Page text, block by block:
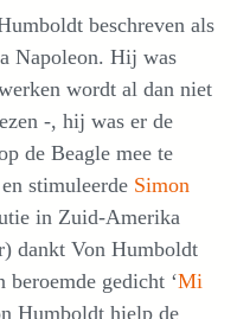
beschreven als
Napoleon. Hij was
wordt al dan niet
-, hij was er de
de Beagle mee te
stimuleerde Simon
in Zuid-Amerika
dankt Von Humboldt
gedicht ‘Mi
Humboldt hielp de